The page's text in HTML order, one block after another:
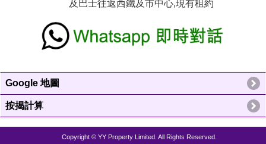
及巴士往返西鐵及市中心,現有租約
Google 地圖
按揭計算
Copyright © YY Property Limited. All Rights Reserved.